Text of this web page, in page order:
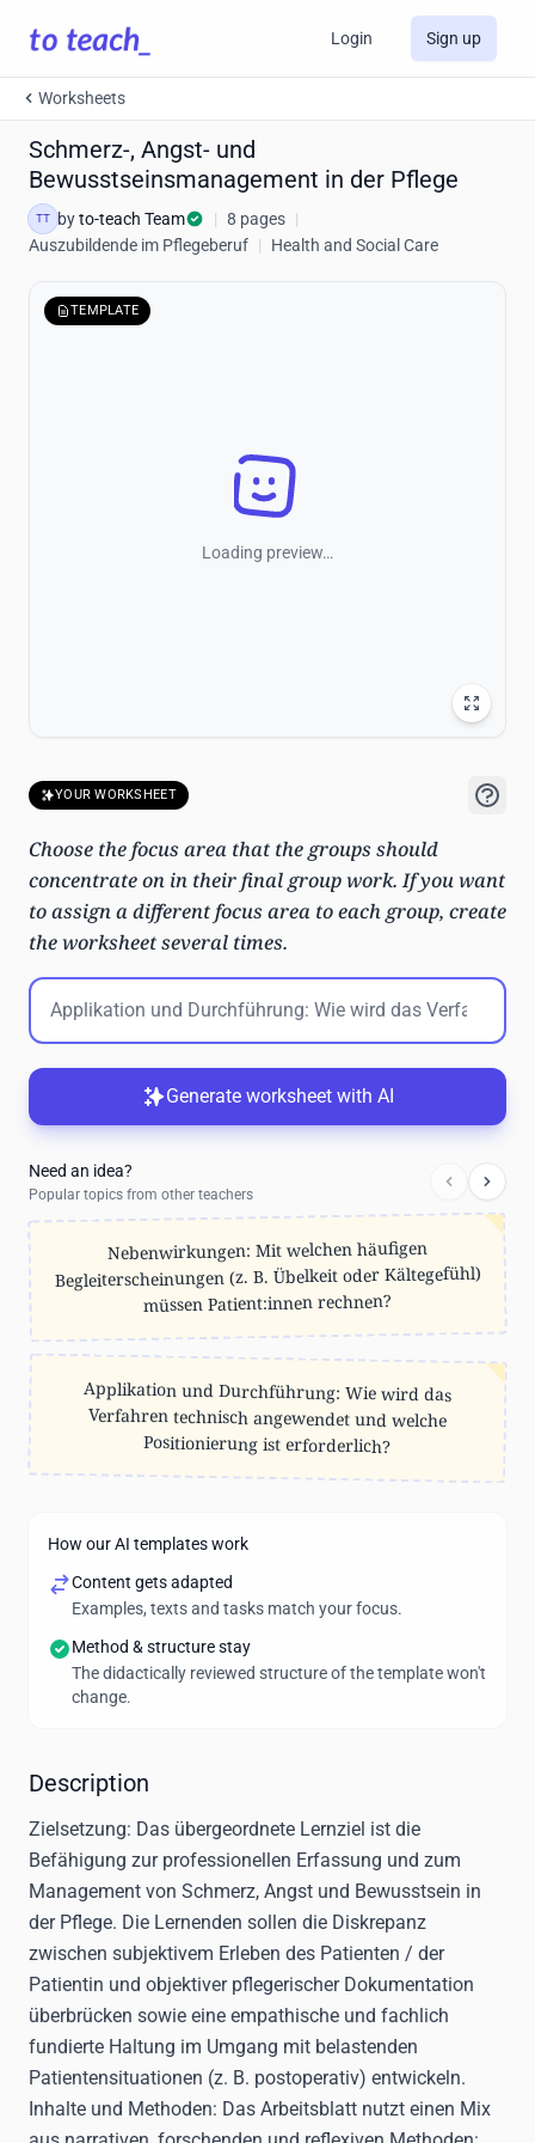
Login Sign up
Worksheets
Schmerz-, Angst- und
Bewusstseinsmanagement in der Pflege
TT byto-teach Team | 8 pages |
Auszubildende im Pflegeberuf | Health and Social Care
TEMPLATE
Loading preview…
YOUR WORKSHEET
Choose the focus area that the groups should
concentrate on in their final group work. If you want
to assign a different focus area to each group, create
the worksheet several times.
Generate worksheet with AI
Need an idea?
Popular topics from other teachers
Nebenwirkungen: Mit welchen häufigen
Begleiterscheinungen (z. B. Übelkeit oder Kältegefühl)
müssen Patient:innen rechnen?
Applikation und Durchführung: Wie wird das
Verfahren technisch angewendet und welche
Positionierung ist erforderlich?
How our AI templates work
Content gets adapted
Examples, texts and tasks match your focus.
Method & structure stay
The didactically reviewed structure of the template won't
change.
Description
Zielsetzung: Das übergeordnete Lernziel ist die
Befähigung zur professionellen Erfassung und zum
Management von Schmerz, Angst und Bewusstsein in
der Pflege. Die Lernenden sollen die Diskrepanz
zwischen subjektivem Erleben des Patienten / der
Patientin und objektiver pflegerischer Dokumentation
überbrücken sowie eine empathische und fachlich
fundierte Haltung im Umgang mit belastenden
Patientensituationen (z. B. postoperativ) entwickeln.
Inhalte und Methoden: Das Arbeitsblatt nutzt einen Mix